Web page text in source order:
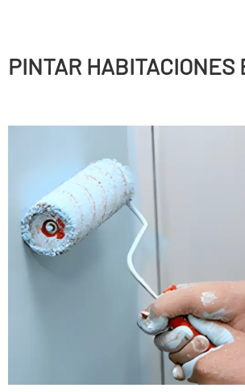
PINTAR HABITACIONES